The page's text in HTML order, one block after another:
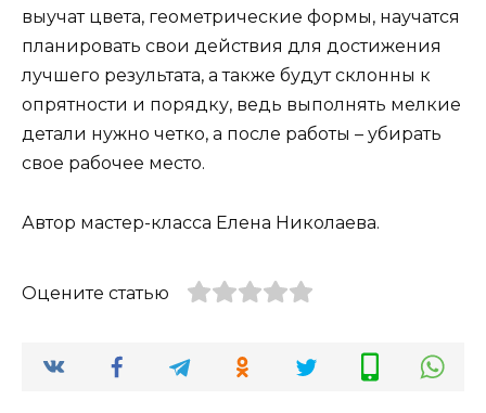
выучат цвета, геометрические формы, научатся
планировать свои действия для достижения
лучшего результата, а также будут склонны к
опрятности и порядку, ведь выполнять мелкие
детали нужно четко, а после работы – убирать
свое рабочее место.
Автор мастер-класса Елена Николаева.
Оцените статью